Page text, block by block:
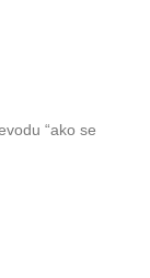
“ako se